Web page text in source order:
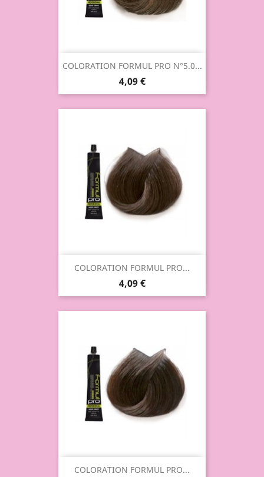
COLORATION FORMUL PRO N°5.0...
4,09 €
COLORATION FORMUL PRO...
4,09 €
COLORATION FORMUL PRO...